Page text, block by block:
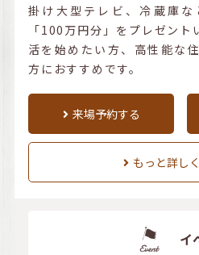
掛け大型テレビ、冷蔵庫な
「100万円分」をプレゼン
活を始めたい方、高性能な
方におすすめです。
来場予約する
もっと詳し
イ